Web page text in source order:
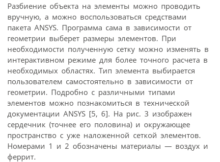
Разбиение объекта на элементы можно проводить
вручную, а можно воспользоваться средствами
пакета ANSYS. Программа сама в зависимости от
геометрии выберет размеры элементов. При
необходимости полученную сетку можно изменять в
интерактивном режиме для более точного расчета в
необходимых областях. Тип элемента выбирается
пользователем самостоятельно в зависимости от
геометрии. Подробно с различными типами
элементов можно познакомиться в технической
документации ANSYS [5, 6]. На рис. 3 изображен
сердечник (точнее его половина) и окружающее
пространство с уже наложенной сеткой элементов.
Номерами 1 и 2 обозначены материалы — воздух и
феррит.